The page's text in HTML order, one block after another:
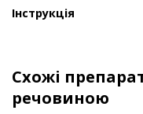
Інструкція
Схожі
речовиною